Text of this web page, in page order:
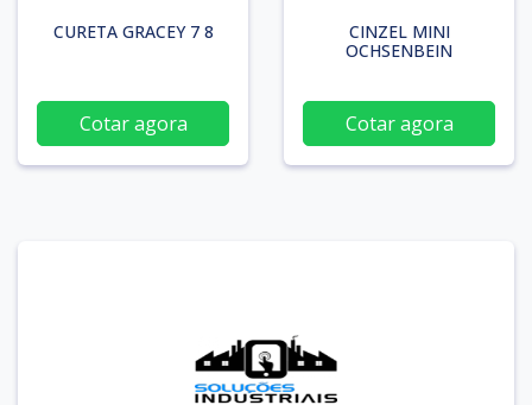
CURETA GRACEY 7 8
Cotar agora
CINZEL MINI
OCHSENBEIN
Cotar agora